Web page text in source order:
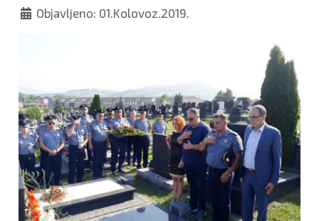
Objavljeno: 01.Kolovoz.2019.